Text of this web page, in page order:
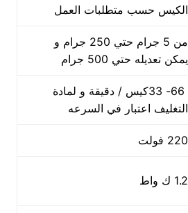
الكيس حسب متطلبات العمل
من 5 جرام حتي 250 جرام و
يمكن تعديله حتي 500 جرام
66- 33كيس / دقيقة و لمادة
التغليف اعتبار في السرعه
220 فولت
1.2 ك واط